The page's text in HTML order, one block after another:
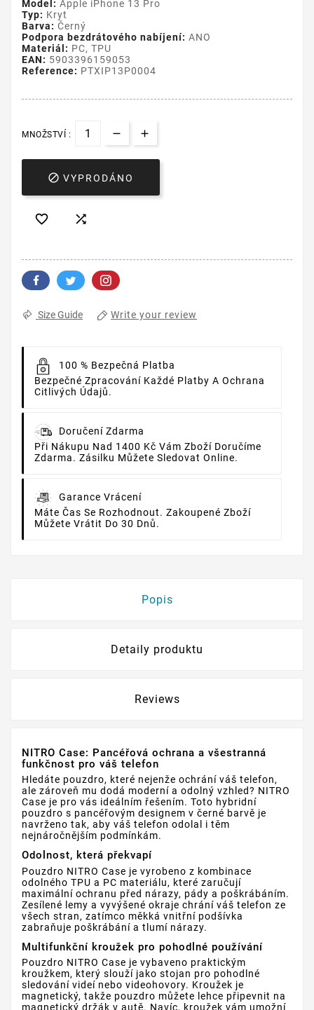
Model: Apple iPhone 13 Pro
Typ: Kryt
Barva: Černý
Podpora bezdrátového nabíjení: ANO
Materiál: PC, TPU
EAN: 5903396159053
Reference: PTXIP13P0004
MNOŽSTVÍ :
 VYPRODÁNO
 
Size Guide Write your review
100 % Bezpečná Platba
Bezpečné Zpracování Každé Platby A Ochrana
Citlivých Údajů.
Doručení Zdarma
Při Nákupu Nad 1400 Kč Vám Zboží Doručíme
Zdarma. Zásilku Můžete Sledovat Online.
Garance Vrácení
Máte Čas Se Rozhodnout. Zakoupené Zboží
Můžete Vrátit Do 30 Dnů.
Popis
Detaily produktu
Reviews
NITRO Case: Pancéřová ochrana a všestranná
funkčnost pro váš telefon
Hledáte pouzdro, které nejenže ochrání váš telefon,
ale zároveň mu dodá moderní a odolný vzhled? NITRO
Case je pro vás ideálním řešením. Toto hybridní
pouzdro s pancéřovým designem v černé barvě je
navrženo tak, aby váš telefon odolal i těm
nejnáročnějším podmínkám.
Odolnost, která překvapí
Pouzdro NITRO Case je vyrobeno z kombinace
odolného TPU a PC materiálu, které zaručují
maximální ochranu před nárazy, pády a poškrábáním.
Zesílené lemy a vyvýšené okraje chrání váš telefon ze
všech stran, zatímco měkká vnitřní podšívka
zabraňuje poškrábání a tlumí nárazy.
Multifunkční kroužek pro pohodlné používání
Pouzdro NITRO Case je vybaveno praktickým
kroužkem, který slouží jako stojan pro pohodlné
sledování videí nebo videohovory. Kroužek je
magnetický, takže pouzdro můžete lehce připevnit na
magnetický držák v autě. Navíc, kroužek vám umožní